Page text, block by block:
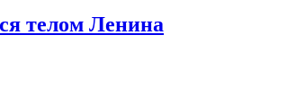
телом Ленина